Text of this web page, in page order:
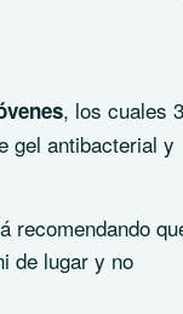
, los cuales
gel antibacterial y
recomendando
de lugar y no